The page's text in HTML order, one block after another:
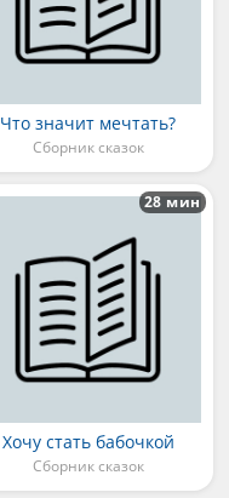
Что значит мечтать?
Сборник сказок
Хочу стать бабочкой
Сборник сказок
28 мин